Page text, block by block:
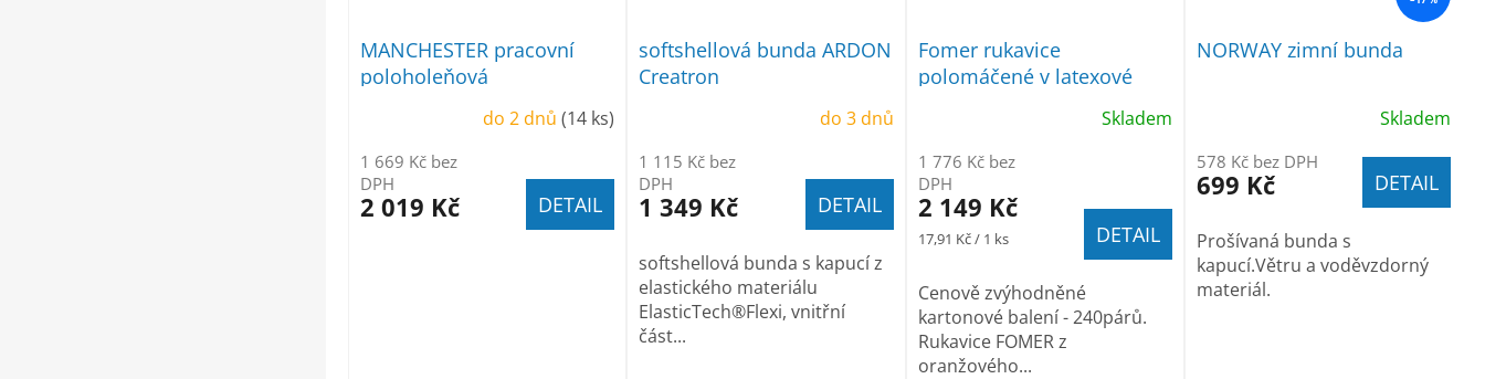
MANCHESTER pracovní
poloholeňová
do 2 dnů(14 ks)
1 669 Kč bez
DPH
2 019 Kč DETAIL
softshellová bunda ARDON
Creatron
do 3 dnů
1 115 Kč bez
DPH
1 349 Kč DETAIL
softshellová bunda s kapucí z
elastického materiálu
ElasticTech®Flexi, vnitřní
část...
Fomer rukavice
polomáčené v latexové
Skladem
1 776 Kč bez
DPH
2 149 Kč
Měrná
17,91 Kč / 1 ks DETAIL
Cenově zvýhodněné
kartonové balení - 240párů.
Rukavice FOMER z
oranžového...
NORWAY zimní bunda
Skladem
578 Kč bez DPH
699 Kč DETAIL
Prošívaná bunda s
kapucí.Větru a voděvzdorný
materiál.